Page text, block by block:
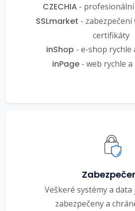
CZECHIA-
SSLmarket - zabezpečení
certifikáty
inShop - e-shop rychle
inPage- web rychle a
Veškeré systémy a
zabezpečeny a